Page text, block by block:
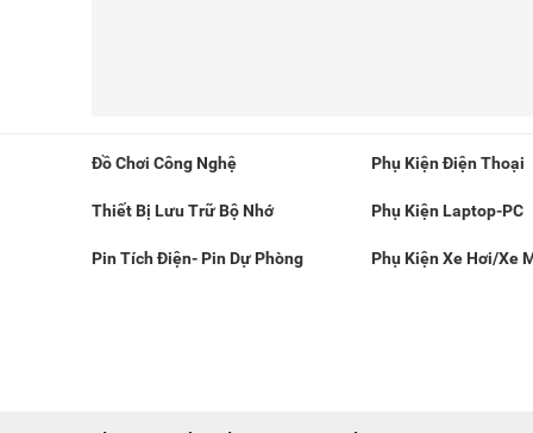
Đồ Chơi Công Nghệ Phụ Kiện Điện Thoại
Thiết Bị Lưu Trữ Bộ Nhớ Phụ Kiện Laptop-PC
Pin Tích Điện- Pin Dự Phòng Phụ Kiện Xe Hơi/Xe